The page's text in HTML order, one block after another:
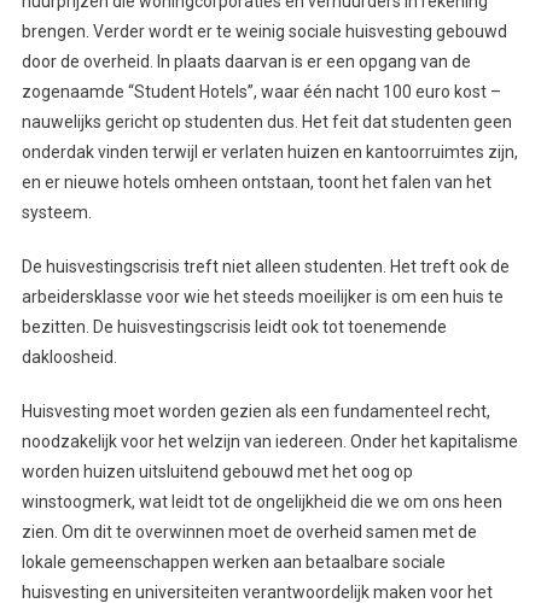
brengen. Verder wordt er te weinig sociale huisvesting gebouwd
door de overheid. In plaats daarvan is er een opgang van de
zogenaamde “Student Hotels”, waar één nacht 100 euro kost –
nauwelijks gericht op studenten dus. Het feit dat studenten geen
onderdak vinden terwijl er verlaten huizen en kantoorruimtes zijn,
en er nieuwe hotels omheen ontstaan, toont het falen van het
systeem.
De huisvestingscrisis treft niet alleen studenten. Het treft ook de
arbeidersklasse voor wie het steeds moeilijker is om een huis te
bezitten. De huisvestingscrisis leidt ook tot toenemende
dakloosheid.
Huisvesting moet worden gezien als een fundamenteel recht,
noodzakelijk voor het welzijn van iedereen. Onder het kapitalisme
worden huizen uitsluitend gebouwd met het oog op
winstoogmerk, wat leidt tot de ongelijkheid die we om ons heen
zien. Om dit te overwinnen moet de overheid samen met de
lokale gemeenschappen werken aan betaalbare sociale
huisvesting en universiteiten verantwoordelijk maken voor het